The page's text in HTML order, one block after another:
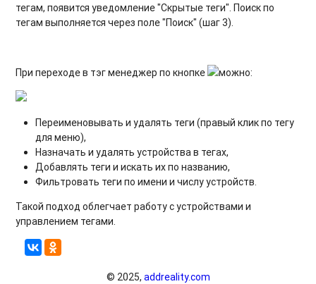
тегам, появится уведомление "Скрытые теги". Поиск по
тегам выполняется через поле "Поиск" (шаг 3).
При переходе в тэг менеджер по кнопке можно:
Переименовывать и удалять теги (правый клик по тегу
для меню),
Назначать и удалять устройства в тегах,
Добавлять теги и искать их по названию,
Фильтровать теги по имени и числу устройств.
Такой подход облегчает работу с устройствами и
управлением тегами.
© 2025, addreality.com